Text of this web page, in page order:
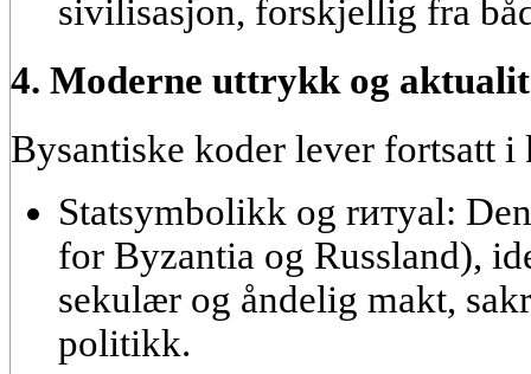
sivilisasjon, forskjellig fra
4. Moderne uttrykk og
Bysantiske koder lever fortsatt
Statsymbolikk og rитуal:
for Byzantia og Russland),
sekulær og åndelig makt,
politikk.